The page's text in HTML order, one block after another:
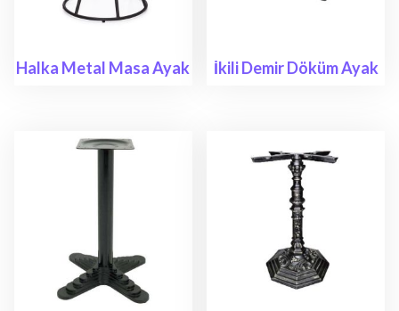
Halka Metal Masa Ayak İkili Demir Döküm Ayak